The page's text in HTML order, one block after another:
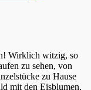
Wirklich witzig, so
zu sehen, von
zu Hause
mit den Eisblumen,